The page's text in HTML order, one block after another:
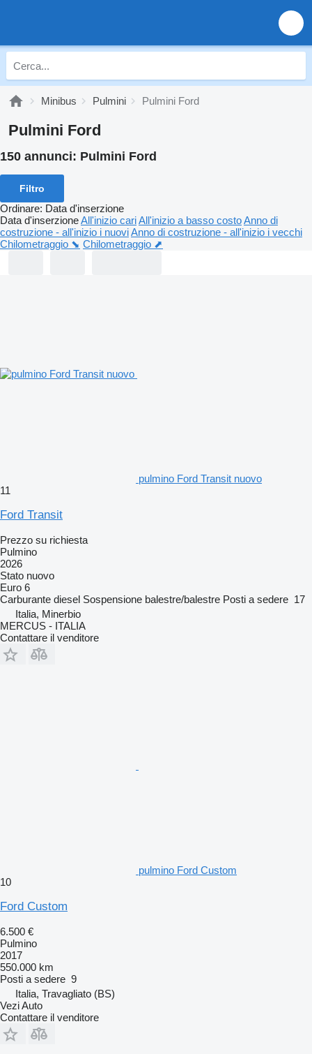
Minibus Pulmini Pulmini Ford
Pulmini Ford
150 annunci: Pulmini Ford
Filtro
Ordinare: Data d'inserzione
Data d'inserzioneAll'inizio cariAll'inizio a basso costoAnno di
costruzione - all'inizio i nuoviAnno di costruzione - all'inizio i vecchi
Chilometraggio ⬊ Chilometraggio ⬈
pulmino Ford Transit nuovo
11
Ford Transit
Prezzo su richiesta
Pulmino
2026
Stato nuovo
Euro 6
Carburante diesel Sospensione balestre/balestre Posti a sedere 17
Italia, Minerbio
MERCUS - ITALIA
Contattare il venditore
pulmino Ford Custom
10
Ford Custom
6.500 €
Pulmino
2017
550.000 km
Posti a sedere 9
Italia, Travagliato (BS)
Vezi Auto
Contattare il venditore